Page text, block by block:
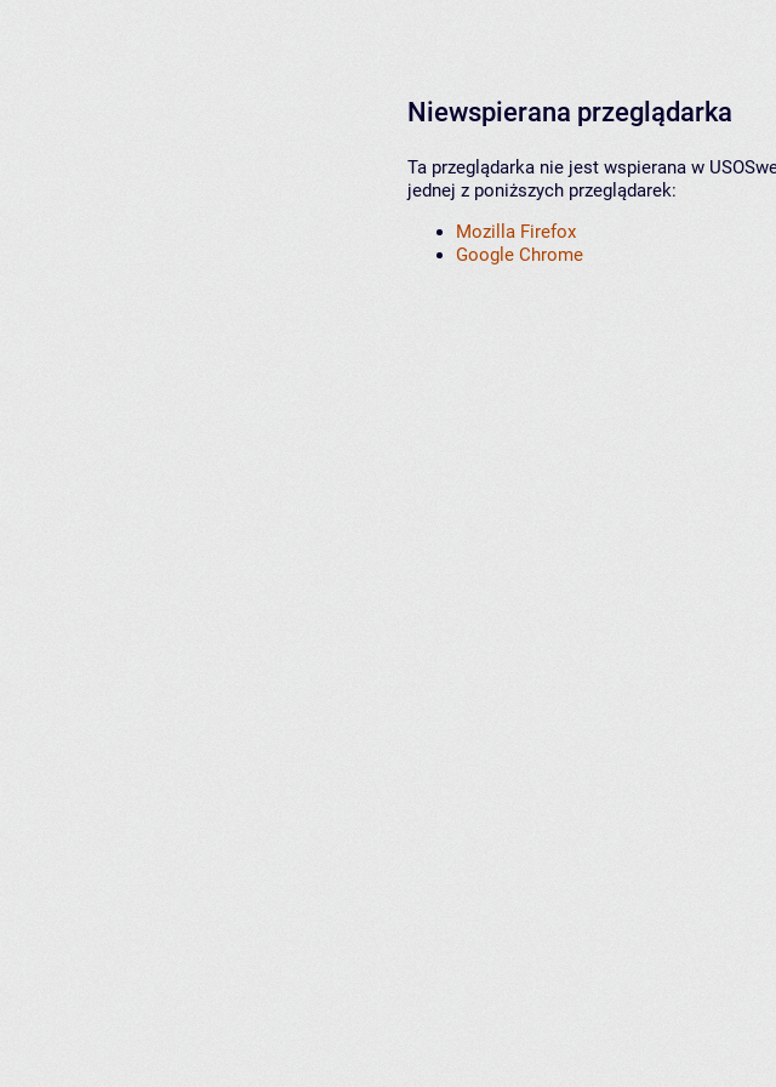
Niewspierana przeglądarka
Ta przeglądarka nie jest wspierana w
jednej z poniższych przeglądarek:
Mozilla Firefox
Google Chrome